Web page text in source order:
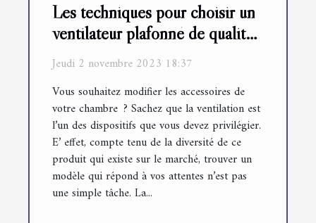
Les techniques pour choisir un
ventilateur plafonné de qualité
?
Jeudi 2 novembre 2023 18:37
Vous souhaitez modifier les accessoires de
votre chambre ? Sachez que la ventilation est
l’un des dispositifs que vous devez privilégier.
E’ effet, compte tenu de la diversité de ce
produit qui existe sur le marché, trouver un
modèle qui répond à vos attentes n’est pas
une simple tâche. La...